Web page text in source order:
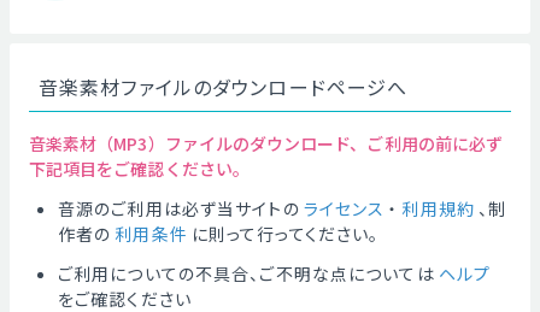
音楽素材ファイルのダウンロードページへ
音楽素材（MP3）ファイルのダウンロード、ご利用の前に必ず
下記項目をご確認ください。
音源のご利用は必ず当サイトの ライセンス ・ 利用規約 、制
作者の 利用条件 に則って行ってください。
ご利用についての不具合、ご不明な点については ヘルプ
をご確認ください